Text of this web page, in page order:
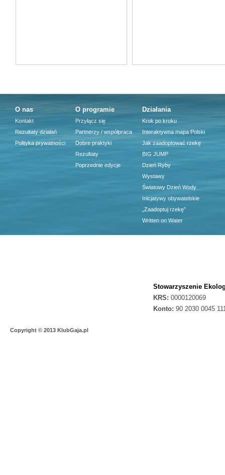
O nas
Kontakt
Rezultaty działań
Polityka prywatności
O programie
Przyłącz się
Partnerzy / współpraca
Dobre praktyki
Rezultaty
Poprzednie edycje
Działania
Krok po kroku
Interaktywna mapa Polski
Jak zaadoptować rzekę
BIG JUMP
Dzień Ryby
Wystawy
Światowy Dzień Wody
Inicjatywy obywatelskie
„Zaadoptuj rzekę”
Written on Water
Stowarzyszenie
KRS: 0000120069
Konto: 90 2030 0045
Copyright © 2013 KlubGaja.pl